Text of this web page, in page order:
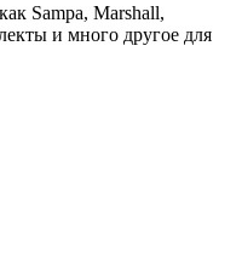
Sampa, Marshall,
и много другое для